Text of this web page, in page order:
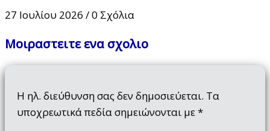
27 Ιουλίου 2026 /0 Σχόλια
Μοιραστειτε ενα σχολιο
Η ηλ. διεύθυνση σας δεν δημοσιεύεται. Τα
υποχρεωτικά πεδία σημειώνονται με*